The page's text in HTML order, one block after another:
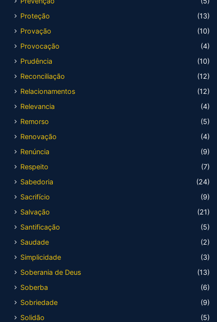
Proteção
(13)
Provação
(10)
Provocação
(4)
Prudência
(10)
Reconciliação
(12)
Relacionamentos
(12)
Relevancia
(4)
Remorso
(5)
Renovação
(4)
Renúncia
(9)
Respeito
(7)
Sabedoria
(24)
Sacrifício
(9)
Salvação
(21)
Santificação
(5)
Saudade
(2)
Simplicidade
(3)
Soberania de Deus
(13)
Soberba
(6)
Sobriedade
(9)
Solidão
(5)